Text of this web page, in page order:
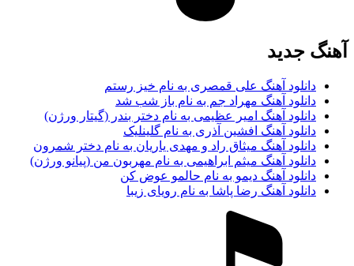
آهنگ جديد
دانلود آهنگ علی قمصری به نام خیز رستم
دانلود آهنگ مهراد جم به نام باز شب شد
دانلود آهنگ امیر عظیمی به نام دختر بندر (گیتار ورژن)
دانلود آهنگ افشین آذری به نام گلینلیک
دانلود آهنگ میثاق راد و مهدی یاریان به نام دختر شمرون
دانلود آهنگ میثم ابراهیمی به نام مهربون من (پیانو ورژن)
دانلود آهنگ دیمو به نام حالمو عوض کن
دانلود آهنگ رضا پاشا به نام رویای زیبا